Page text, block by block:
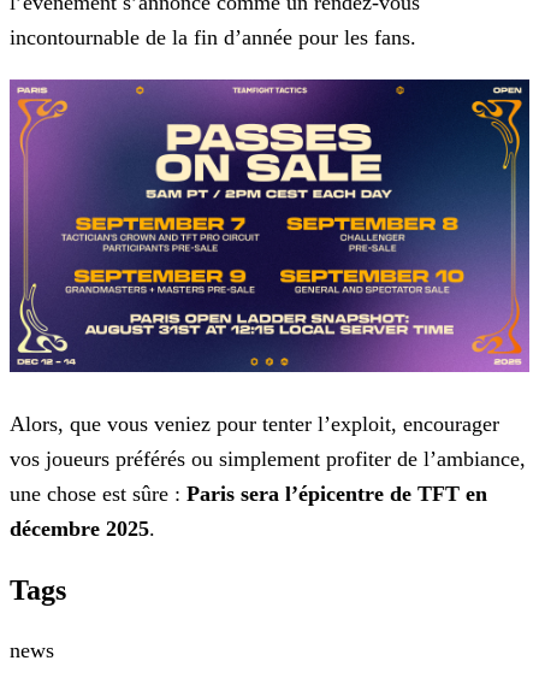
incontournable de la fin d’année pour les fans.
Alors, que vous veniez pour tenter l’exploit, encourager
vos joueurs préférés ou simplement profiter de l’ambiance,
une chose est sûre : Paris sera l’épicentre de TFT en
décembre 2025.
Tags
news